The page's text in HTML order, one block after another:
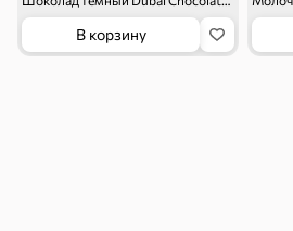
В корзину
Макаронные
изделия
Сухие завтраки